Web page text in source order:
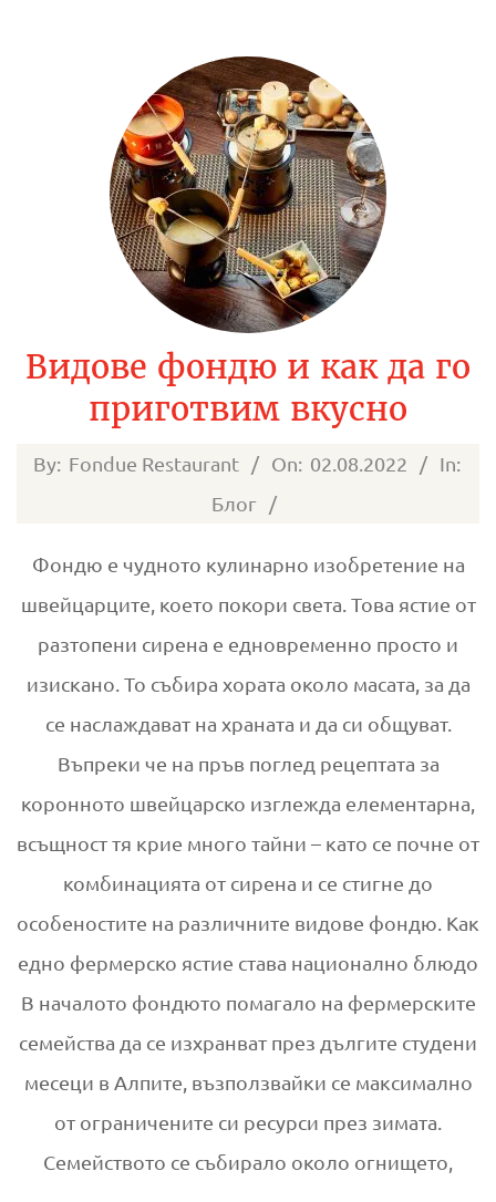
Видове фондю и как да го
приготвим вкусно
2022-
By: Fondue Restaurant On: 02.08.2022
In:
Блог
Фондю е чудното кулинарно изобретение на
швейцарците, което покори света. Това ястие от
разтопени сирена е едновременно просто и
изискано. То събира хората около масата, за да
се наслаждават на храната и да си общуват.
Въпреки че на пръв поглед рецептата за
коронното швейцарско изглежда елементарна,
всъщност тя крие много тайни – като се почне от
комбинацията от сирена и се стигне до
особеностите на различните видове фондю. Как
едно фермерско ястие става национално блюдо
В началото фондюто помагало на фермерските
семейства да се изхранват през дългите студени
месеци в Алпите, възползвайки се максимално
от ограничените си ресурси през зимата.
Семейството се събирало около огнището,